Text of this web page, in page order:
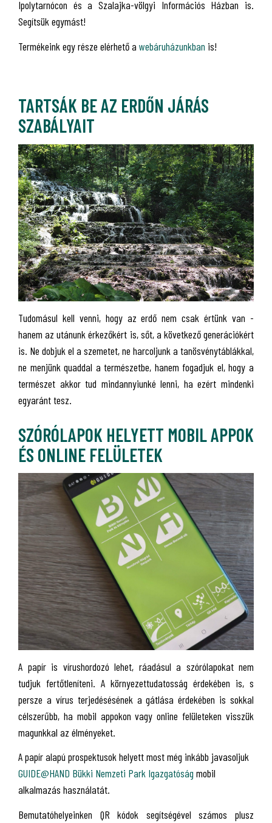
Ipolytarnócon és a Szalajka-völgyi Információs Házban is.
Segítsük egymást!
Termékeink egy része elérhető a webáruházunkban is!
TARTSÁK BE AZ ERDŐN JÁRÁS
SZABÁLYAIT
Tudomásul kell venni, hogy az erdő nem csak értünk van -
hanem az utánunk érkezőkért is, sőt, a következő generációkért
is. Ne dobjuk el a szemetet, ne harcoljunk a tanösvénytáblákkal,
ne menjünk quaddal a természetbe, hanem fogadjuk el, hogy a
természet akkor tud mindannyiunké lenni, ha ezért mindenki
egyaránt tesz.
SZÓRÓLAPOK HELYETT MOBIL APPOK
ÉS ONLINE FELÜLETEK
A papír is vírushordozó lehet, ráadásul a szórólapokat nem
tudjuk fertőtleníteni. A környezettudatosság érdekében is, s
persze a vírus terjedésésének a gátlása érdekében is sokkal
célszerűbb, ha mobil appokon vagy online felületeken visszük
magunkkal az élményeket.
A papír alapú prospektusok helyett most még inkább javasoljuk
GUIDE@HAND Bükki Nemzeti Park Igazgatóság mobil
alkalmazás használatát.
Bemutatóhelyeinken QR kódok segítségével számos plusz